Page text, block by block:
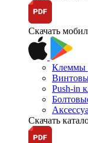
Скачать
Клеммы
Push-in
Скачать